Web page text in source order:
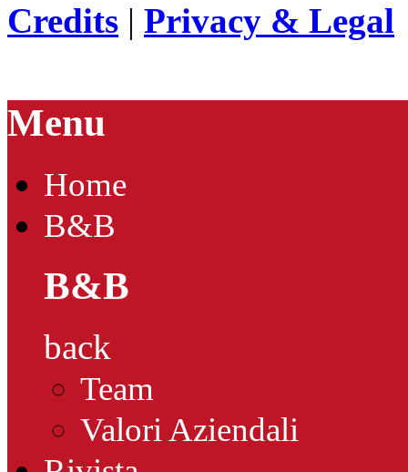
Credits | Privacy & Legal
Menu
Home
B&B
B&B
back
Team
Valori Aziendali